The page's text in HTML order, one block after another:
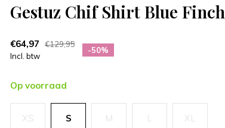
Gestuz Chif Shirt Blue Finch
€64,97
€129,95
Incl. btw
-50%
Op voorraad
XS S M L XL